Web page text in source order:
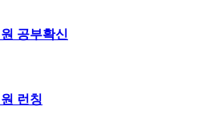
공부확신
런칭